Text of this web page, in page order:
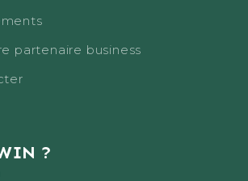
partenaire business
?